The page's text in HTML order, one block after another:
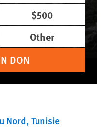
$500
Other
DON
Nord Tunisie